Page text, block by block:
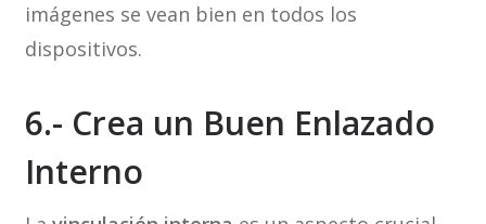
imágenes se vean bien en todos los
dispositivos.
6.- Crea un Buen Enlazado
Interno